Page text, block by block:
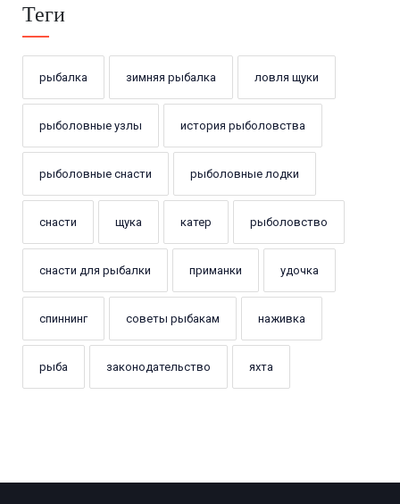
Теги
рыбалка зимняя рыбалка ловля щуки
рыболовные узлы история рыболовства
рыболовные снасти рыболовные лодки
снасти щука катер рыболовство
снасти для рыбалки приманки удочка
спиннинг советы рыбакам наживка
рыба законодательство яхта